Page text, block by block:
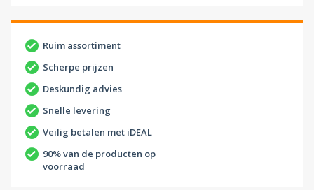
Ruim assortiment
Scherpe prijzen
Deskundig advies
Snelle levering
Veilig betalen met iDEAL
90% van de producten op
voorraad